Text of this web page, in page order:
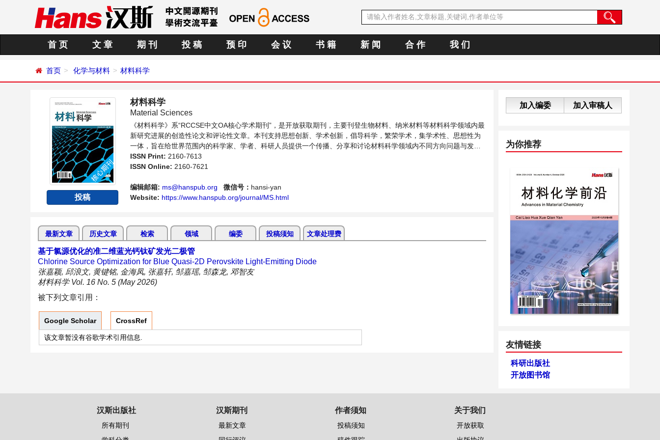
首 页 文 章 期 刊 投 稿 预 印 会 议 书 籍 新 闻 合 作 我 们
首页 化学与材料 材料科学
投稿
材料科学
Material Sciences
《材料科学》系“RCCSE中文OA核心学术期刊”，是开放获取期刊，主要刊登生物材料、纳米材料等材料科学领域内最
新研究进展的创造性论文和评论性文章。本刊支持思想创新、学术创新，倡导科学，繁荣学术，集学术性、思想性为
一体，旨在给世界范围内的科学家、学者、科研人员提供一个传播、分享和讨论材料科学领域内不同方向问题与发展
的交流平台。
ISSN Print: 2160-7613
ISSN Online: 2160-7621
编辑邮箱: ms@hanspub.org 微信号： hansi-yan
Website: https://www.hanspub.org/journal/MS.html
最新文章 历史文章 检索 领域 编委 投稿须知 文章处理费
基于氯源优化的准二维蓝光钙钛矿发光二极管
Chlorine Source Optimization for Blue Quasi-2D Perovskite Light-Emitting Diode
张嘉颖, 邱浪文, 黄键铭, 金海凤, 张嘉轩, 邹嘉瑶, 邹森龙, 邓智友
材料科学 Vol. 16 No. 5 (May 2026)
被下列文章引用：
Google Scholar CrossRef
该文章暂没有谷歌学术引用信息.
加入编委 加入审稿人
为你推荐
友情链接
科研出版社
开放图书馆
汉斯出版社
所有期刊
汉斯期刊
最新文章
作者须知
投稿须知
关于我们
开放获取